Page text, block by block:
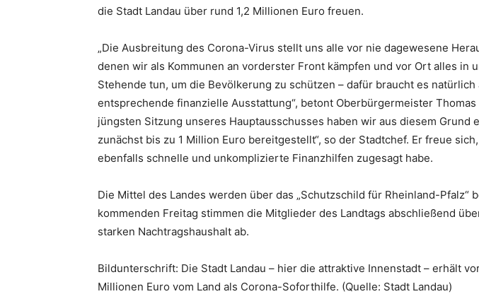
die Stadt Landau über rund 1,2 Millionen Euro freuen.
„Die Ausbreitung des Corona-Virus stellt uns alle vor nie dagewesene
denen wir als Kommunen an vorderster Front kämpfen und vor Ort alles in
Stehende tun, um die Bevölkerung zu schützen – dafür braucht es natürlich
entsprechende finanzielle Ausstattung“, betont Oberbürgermeister Thomas
jüngsten Sitzung unseres Hauptausschusses haben wir aus diesem Grund
zunächst bis zu 1 Million Euro bereitgestellt“, so der Stadtchef. Er freue
ebenfalls schnelle und unkomplizierte Finanzhilfen zugesagt habe.
Die Mittel des Landes werden über das „Schutzschild für Rheinland-Pfalz“
kommenden Freitag stimmen die Mitglieder des Landtags abschließend
starken Nachtragshaushalt ab.
Bildunterschrift: Die Stadt Landau – hier die attraktive Innenstadt – erhält
Millionen Euro vom Land als Corona-Soforthilfe. (Quelle: Stadt Landau)